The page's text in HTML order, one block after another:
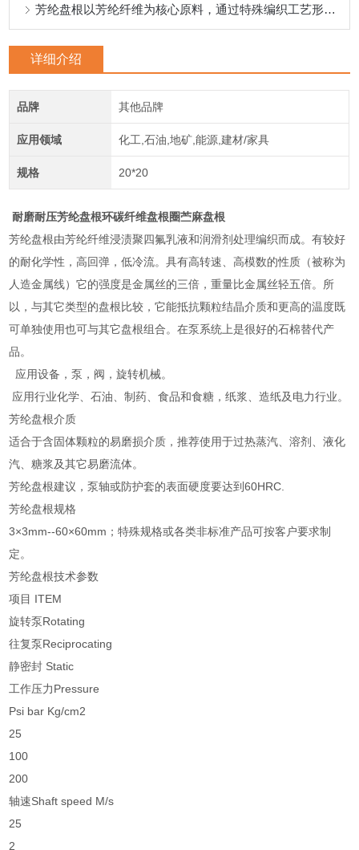
芳纶盘根以芳纶纤维为核心原料，通过特殊编织工艺形成致密结构
详细介绍
品牌 其他品牌
应用领域 化工,石油,地矿,能源,建材/家具
规格 20*20
耐磨耐压芳纶盘根环碳纤维盘根圈苎麻盘根
芳纶盘根由芳纶纤维浸渍聚四氟乳液和润滑剂处理编织而成。有较好
的耐化学性，高回弹，低冷流。具有高转速、高模数的性质（被称为
人造金属线）它的强度是金属丝的三倍，重量比金属丝轻五倍。所
以，与其它类型的盘根比较，它能抵抗颗粒结晶介质和更高的温度既
可单独使用也可与其它盘根组合。在泵系统上是很好的石棉替代产
品。
应用设备，泵，阀，旋转机械。
应用行业化学、石油、制药、食品和食糖，纸浆、造纸及电力行业。
芳纶盘根介质
适合于含固体颗粒的易磨损介质，推荐使用于过热蒸汽、溶剂、液化
汽、糖浆及其它易磨流体。
芳纶盘根建议，泵轴或防护套的表面硬度要达到60HRC.
芳纶盘根规格
3×3mm--60×60mm；特殊规格或各类非标准产品可按客户要求制
定。
芳纶盘根技术参数
项目 ITEM
旋转泵Rotating
往复泵Reciprocating
静密封 Static
工作压力Pressure
Psi bar Kg/cm2
25
100
200
轴速Shaft speed M/s
25
2